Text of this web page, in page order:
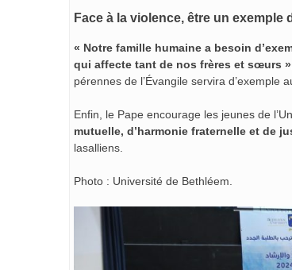
Face à la violence, être un exemple
« Notre famille humaine a besoin
qui affecte tant de nos frères et sœurs »
pérennes de l’Évangile servira d’exemple
Enfin, le Pape encourage les jeunes de
mutuelle, d’harmonie fraternelle et de
lasalliens.
Photo : Université de Bethléem.